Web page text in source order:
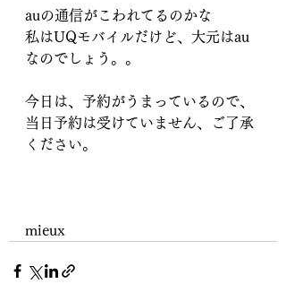
auの通信がこわれてるのかな
私はUQモバイルだけど、大元はau
なのでしょう。。
今日は、予約がうまっているので、
当日予約は受けていません、ご了承
ください。
mieux